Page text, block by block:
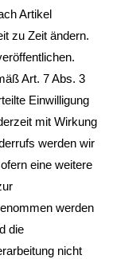
Artikel
zu Zeit ändern.
Art. 7 Abs. 3
Einwilligung
mit Wirkung
werden wir
eine weitere
werden
die
nicht